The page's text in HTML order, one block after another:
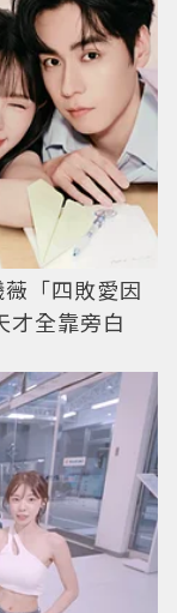
「四敗愛因
才全靠旁白